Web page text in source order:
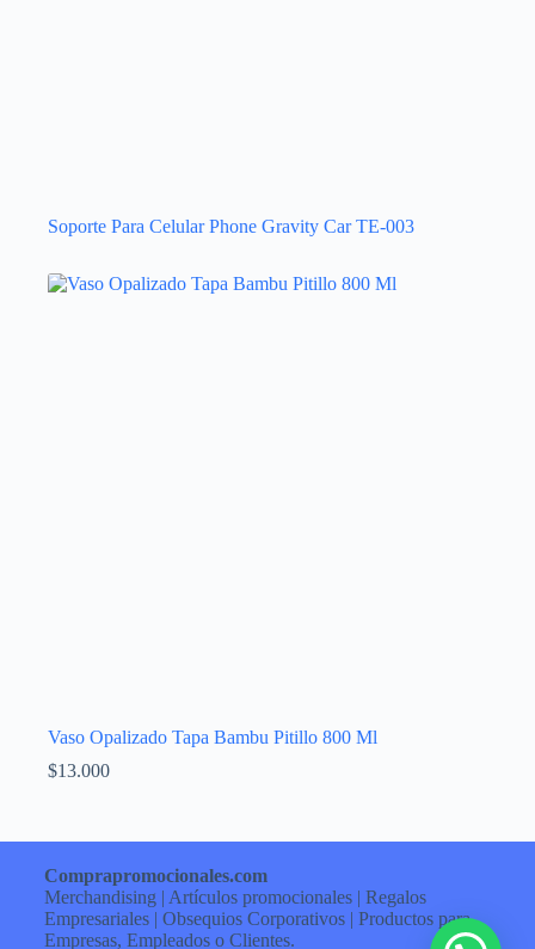
Soporte Para Celular Phone Gravity Car TE-003
Vaso Opalizado Tapa Bambu Pitillo 800 Ml
$13.000
Comprapromocionales.com
Merchandising | Artículos promocionales | Regalos
Empresariales | Obsequios Corporativos | Productos para
Empresas, Empleados o Clientes.